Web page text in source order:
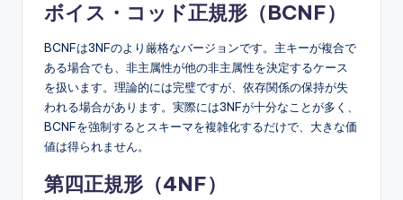
ボイス・コッド正規形（BCNF）
BCNFは3NFのより厳格なバージョンです。主キーが複合で
ある場合でも、非主属性が他の非主属性を決定するケース
を扱います。理論的には完璧ですが、依存関係の保持が失
われる場合があります。実際には3NFが十分なことが多く、
BCNFを強制するとスキーマを複雑化するだけで、大きな価
値は得られません。
第四正規形（4NF）